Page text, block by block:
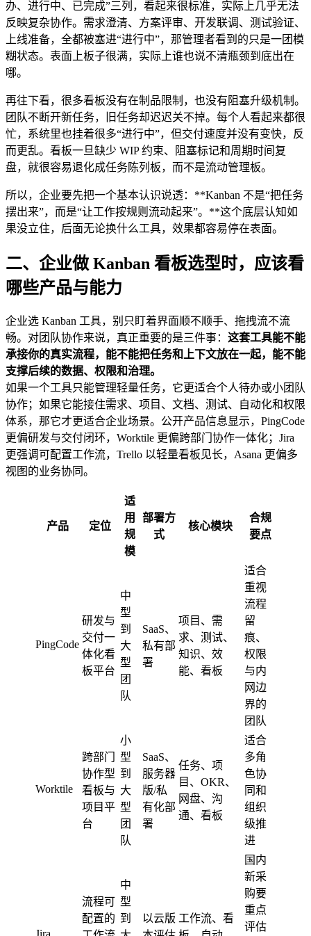
办、进行中、已完成”三列，看起来很标准，实际上几乎无法
反映复杂协作。需求澄清、方案评审、开发联调、测试验证、
上线准备，全都被塞进“进行中”，那管理者看到的只是一团模
糊状态。表面上板子很满，实际上谁也说不清瓶颈到底出在
哪。
再往下看，很多看板没有在制品限制，也没有阻塞升级机制。
团队不断开新任务，旧任务却迟迟关不掉。每个人看起来都很
忙，系统里也挂着很多“进行中”，但交付速度并没有变快，反
而更乱。看板一旦缺少 WIP 约束、阻塞标记和周期时间复
盘，就很容易退化成任务陈列板，而不是流动管理板。
所以，企业要先把一个基本认识说透：**Kanban 不是“把任务
摆出来”，而是“让工作按规则流动起来”。**这个底层认知如
果没立住，后面无论换什么工具，效果都容易停在表面。
二、企业做 Kanban 看板选型时，应该看
哪些产品与能力
企业选 Kanban 工具，别只盯着界面顺不顺手、拖拽流不流
畅。对团队协作来说，真正重要的是三件事： 这套工具能不能
承接你的真实流程，能不能把任务和上下文放在一起，能不能
支撑后续的数据、权限和治理。
如果一个工具只能管理轻量任务，它更适合个人待办或小团队
协作；如果它能接住需求、项目、文档、测试、自动化和权限
体系，那它才更适合企业场景。公开产品信息显示，PingCode
更偏研发与交付闭环，Worktile 更偏跨部门协作一体化；Jira
更强调可配置工作流，Trello 以轻量看板见长，Asana 更偏多
视图的业务协同。
产品 定位
适
用
规
模
部署方
式
核心模块
合规
要点
PingCode
研发与
交付一
体化看
板平台
中
型
到
大
型
团
队
SaaS、
私有部
署
项目、需
求、测试、
知识、效
能、看板
适合
重视
流程
留
痕、
权限
与内
网边
界的
团队
Worktile
跨部门
协作型
看板与
项目平
台
小
型
到
大
型
团
队
SaaS、
服务器
版/私
有化部
署
任务、项
目、OKR、
网盘、沟
通、看板
适合
多角
色协
同和
组织
级推
进
流程可
配置的
中
型
到
以云版 工作流、看
国内
新采
购要
重点
评估